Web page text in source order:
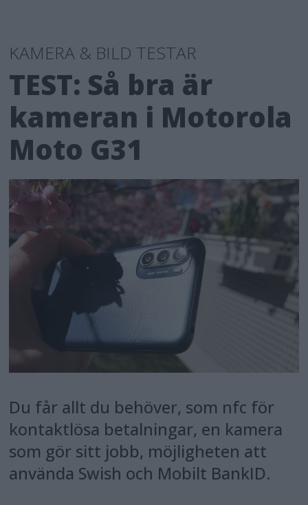
KAMERA & BILD TESTAR
TEST: Så bra är
kameran i Motorola
Moto G31
Du får allt du behöver, som nfc för
kontaktlösa betalningar, en kamera
som gör sitt jobb, möjligheten att
använda Swish och Mobilt BankID.